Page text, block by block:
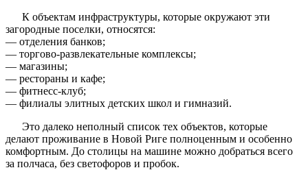
К объектам инфраструктуры, которые окружают эти
загородные поселки, относятся:
— отделения банков;
— торгово-развлекательные комплексы;
— магазины;
— рестораны и кафе;
— фитнесс-клуб;
— филиалы элитных детских школ и гимназий.
Это далеко неполный список тех объектов, которые
делают проживание в Новой Риге полноценным и особенно
комфортным. До столицы на машине можно добраться всего
за полчаса, без светофоров и пробок.